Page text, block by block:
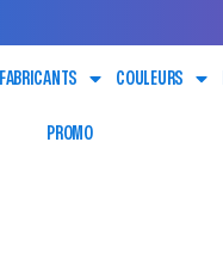
FABRICANTS COULEURS
PROMO